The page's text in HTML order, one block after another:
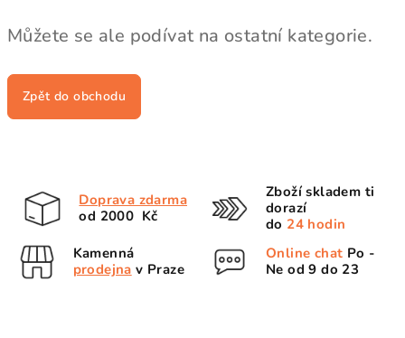
Můžete se ale podívat na ostatní kategorie.
Zpět do obchodu
Doprava zdarma
od 2000 Kč
Zboží skladem ti
dorazí
do 24 hodin
Kamenná
prodejna v Praze
Online chat Po -
Ne od 9 do 23